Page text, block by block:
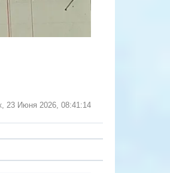
23 Июня 2026, 08:41:14